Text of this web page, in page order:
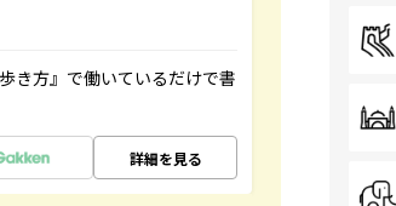
き方』で働いているだけで書
詳細を見る